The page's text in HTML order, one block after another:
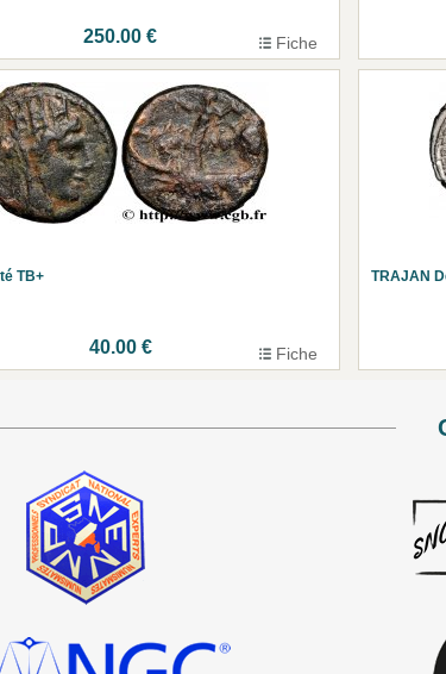
250.00 € Fiche
TB+
40.00 € Fiche
TRAJAN